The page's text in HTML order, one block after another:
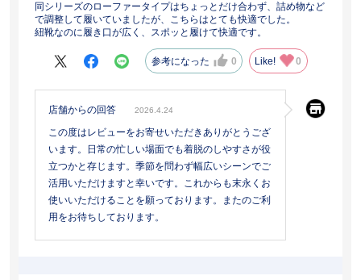
同シリーズのローファータイプはちょっとだけ合わず、詰め物など
で調整して履いていましたが、こちらはとても快適でした。
紐靴なのに履き口が広く、スポッと履けて快適です。
参考になった 0 Like! 0
店舗からの回答 2026.4.24
この度はレビューをお寄せいただきありがとうござ
います。日常の忙しい場面でも着脱のしやすさが役
立つかと存じます。季節を問わず幅広いシーンでご
活用いただけますと幸いです。これからも末永くお
使いいただけることを願っております。またのご利
用をお待ちしております。